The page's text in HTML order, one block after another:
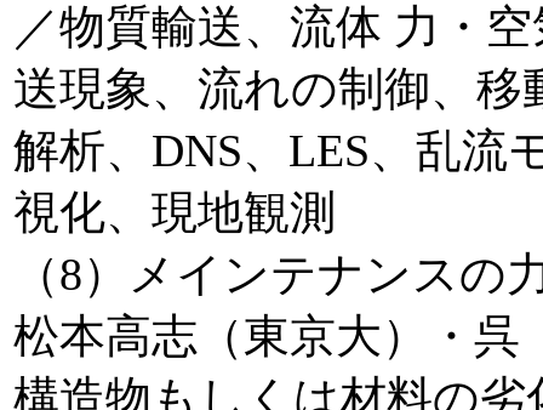
／物質輸送、流体 力・
送現象、流れの制御、
解析、DNS、LES、乱流
視化、現地観測
（8）メインテナンスの
松本高志（東京大）・
構造物もしくは材料の